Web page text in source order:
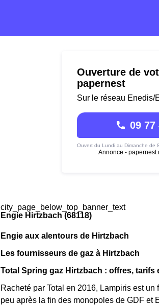
Ouverture de
papernest
Sur le réseau Enedis/
09 77
Ouvert du Lundi au Dimanche de
Annonce - papernest
city_page_below_top_banner_text
Engie Hirtzbach (68118)
Engie aux alentours de Hirtzbach
Les fournisseurs de gaz à Hirtzbach
Total Spring gaz Hirtzbach : offres, tarifs
Racheté par Total en 2016, Lampiris est
peu après la fin des monopoles de GDF et